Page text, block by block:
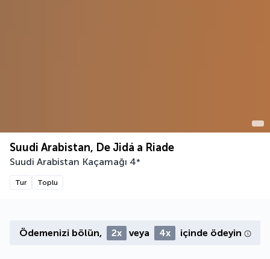
Suudi Arabistan, De Jidá a Riade
Suudi Arabistan Kaçamağı 4*
Tur Toplu
Ödemenizi bölün, 2x veya 4x içinde ödeyin